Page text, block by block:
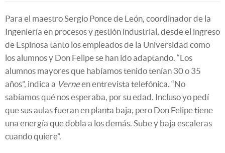
Para el maestro Sergio Ponce de León, coordinador de la
Ingeniería en procesos y gestión industrial, desde el ingreso
de Espinosa tanto los empleados de la Universidad como
los alumnos y Don Felipe se han ido adaptando. “Los
alumnos mayores que habíamos tenido tenían 30 o 35
años”, indica a Verneen entrevista telefónica. “No
sabíamos qué nos esperaba, por su edad. Incluso yo pedí
que sus aulas fueran en planta baja, pero Don Felipe tiene
una energía que dobla a los demás. Sube y baja escaleras
cuando quiere”.